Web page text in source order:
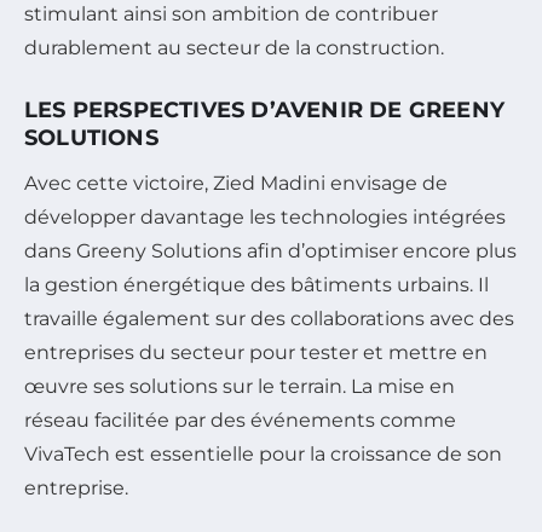
stimulant ainsi son ambition de contribuer
durablement au secteur de la construction.
LES PERSPECTIVES D’AVENIR DE GREENY
SOLUTIONS
Avec cette victoire, Zied Madini envisage de
développer davantage les technologies intégrées
dans Greeny Solutions afin d’optimiser encore plus
la gestion énergétique des bâtiments urbains. Il
travaille également sur des collaborations avec des
entreprises du secteur pour tester et mettre en
œuvre ses solutions sur le terrain. La mise en
réseau facilitée par des événements comme
VivaTech est essentielle pour la croissance de son
entreprise.